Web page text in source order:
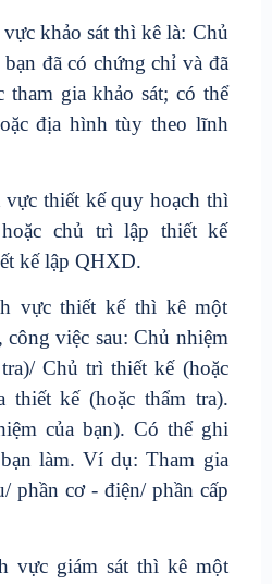
khảo sát thì kê là: Chủ
đã có chứng chỉ và đã
gia khảo sát; có thể
địa hình tùy theo lĩnh
thiết kế quy hoạch thì
chủ trì lập thiết kế
kế lập QHXD.
vực thiết kế thì kê một
công việc sau: Chủ nhiệm
Chủ trì thiết kế (hoặc
thiết kế (hoặc thẩm tra).
của bạn). Có thể ghi
làm. Ví dụ: Tham gia
phần cơ - điện/ phần cấp
vực giám sát thì kê một